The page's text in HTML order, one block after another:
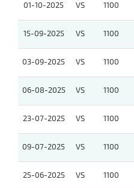
01-10-2025 VS 1100
15-09-2025 VS 1100
03-09-2025 VS 1100
06-08-2025 VS 1100
23-07-2025 VS 1100
09-07-2025 VS 1100
25-06-2025 VS 1100